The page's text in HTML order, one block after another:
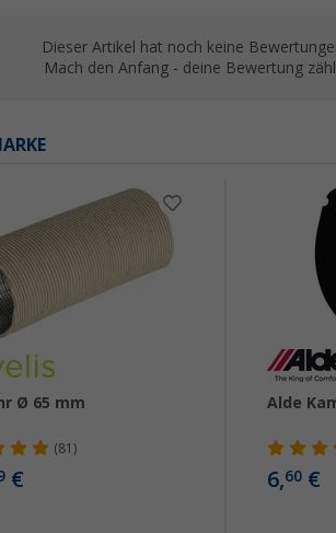
Dieser Artikel hat noch keine
Mach den Anfang - deine Bewertung
Ø 65 mm
(81)
€
Alde
6,60 €